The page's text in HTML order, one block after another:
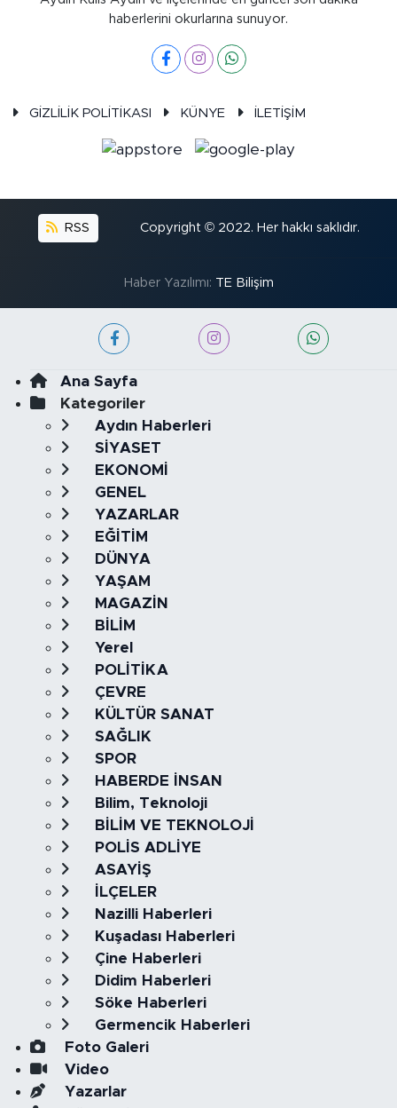
haberlerini okurlarına sunuyor.
GİZLİLİK POLİTİKASI KÜNYE İLETİŞİM
RSS Copyright © 2022. Her hakkı saklıdır.
Haber Yazılımı: TE Bilişim
Ana Sayfa
Kategoriler
Aydın Haberleri
SİYASET
EKONOMİ
GENEL
YAZARLAR
EĞİTİM
DÜNYA
YAŞAM
MAGAZİN
BİLİM
Yerel
POLİTİKA
ÇEVRE
KÜLTÜR SANAT
SAĞLIK
SPOR
HABERDE İNSAN
Bilim, Teknoloji
BİLİM VE TEKNOLOJİ
POLİS ADLİYE
ASAYİŞ
İLÇELER
Nazilli Haberleri
Kuşadası Haberleri
Çine Haberleri
Didim Haberleri
Söke Haberleri
Germencik Haberleri
Foto Galeri
Video
Yazarlar